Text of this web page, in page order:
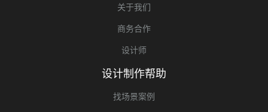
关于我们
商务合作
设计师
设计制作帮助
找场景案例